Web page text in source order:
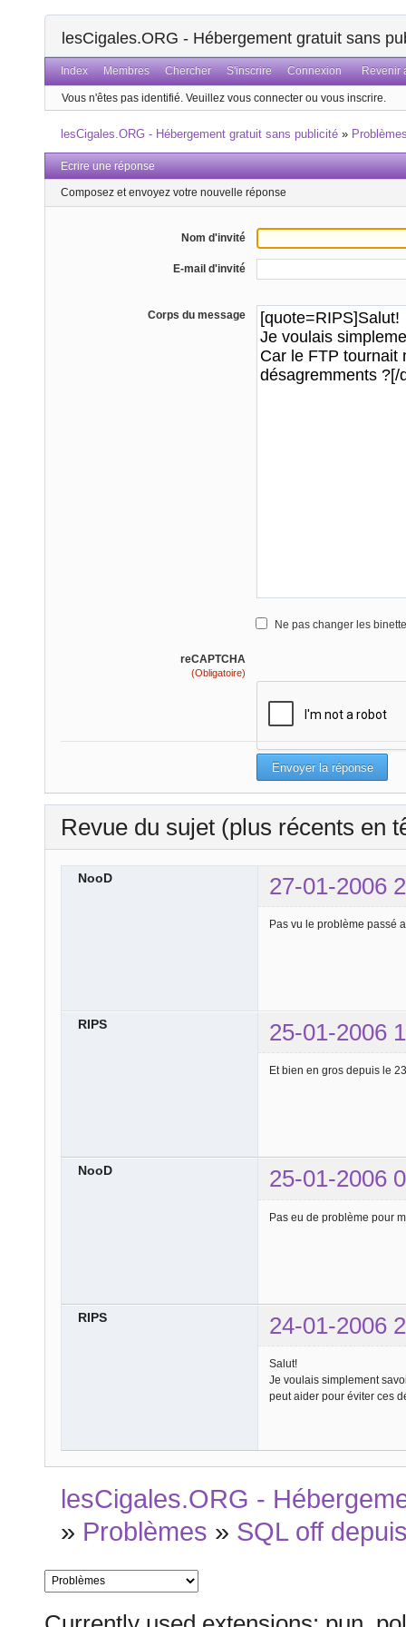
lesCigales.ORG - Hébergement gratuit sans
Index Membres Chercher S'inscrire Connexion Revenir
Vous n'êtes pas identifié. Veuillez vous connecter ou vous inscrire.
lesCigales.ORG - Hébergement gratuit sans publicité »
Ecrire une réponse
Composez et envoyez votre nouvelle réponse
Nom d'invité
E-mail d'invité
Corps du message
Ne pas changer les
reCAPTCHA
(Obligatoire)
Revue du sujet (plus récents en
NooD 27-01-2006
Pas vu le problème passé
RIPS 25-01-2006
Et bien en gros depuis le
NooD 25-01-2006
Pas eu de problème pour
RIPS 24-01-2006
Salut!
Je voulais simplement
peut aider pour éviter ces
lesCigales.ORG -
» Problèmes » SQL off